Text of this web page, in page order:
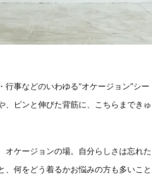
事などのいわゆる“オケージョン”シー
、ピンと伸びた背筋に、こちらまできゅ
オケージョンの場。自分らしさは忘れた
、何をどう着るかお悩みの方も多いこと